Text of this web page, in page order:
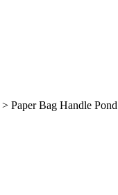
> Paper Bag Handle Pond